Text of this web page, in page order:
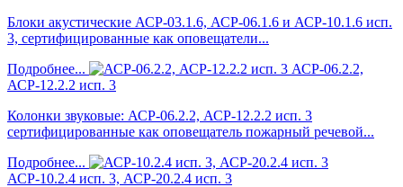
Блоки акустические АСР-03.1.6, АСР-06.1.6 и АСР-10.1.6 исп.
3, сертифицированные как оповещатели...
Подробнее...
АСР-06.2.2,
АСР-12.2.2 исп. 3
Колонки звуковые: АСР-06.2.2, АСР-12.2.2 исп. 3
сертифицированные как оповещатель пожарный речевой...
Подробнее...
АСР-10.2.4 исп. 3, АСР-20.2.4 исп. 3